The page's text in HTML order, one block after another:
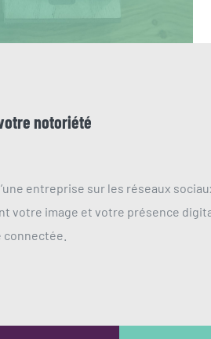
notoriété
entreprise sur les réseaux
votre image et votre présence